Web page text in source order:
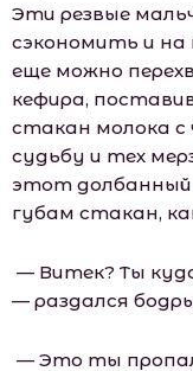
Эти резвые
сэкономить и на
еще можно
кефира,
стакан молока с
судьбу и тех
этот долбанный
губам стакан,
— Витек? Ты
— раздался
— Это ты